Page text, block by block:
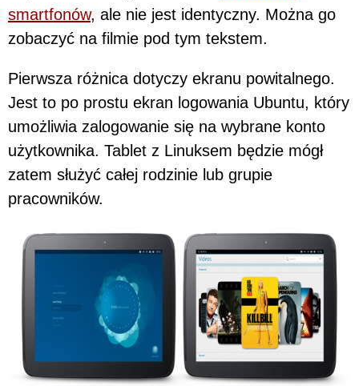
smartfonów, ale nie jest identyczny. Można go
zobaczyć na filmie pod tym tekstem.
Pierwsza różnica dotyczy ekranu powitalnego.
Jest to po prostu ekran logowania Ubuntu, który
umożliwia zalogowanie się na wybrane konto
użytkownika. Tablet z Linuksem będzie mógł
zatem służyć całej rodzinie lub grupie
pracowników.